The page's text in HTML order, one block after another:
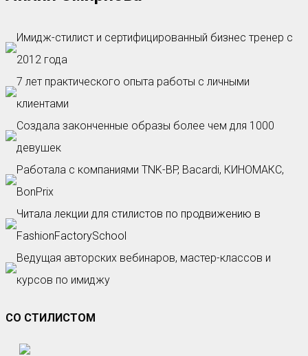
Имидж-стилист и сертифицированный бизнес тренер с
2012 года
7 лет практического опыта работы с личными
клиентами
Создала законченные образы более чем для 1000
девушек​
Работала с компаниями TNK-BP, Bacardi, КИНОМАКС,
BonPrix
Читала лекции для стилистов по продвижению в
FashionFactorySchool
Ведущая авторских вебинаров, мастер-классов и
курсов по имиджу
СО СТИЛИСТОМ